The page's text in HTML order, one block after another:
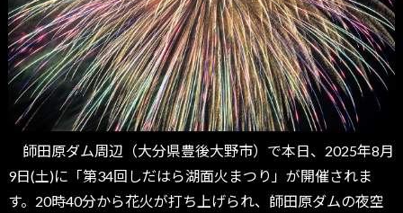
師田原ダム周辺（大分県豊後大野市）で本日、2025年8月
9日(土)に「第34回しだはら湖面火まつり」が開催されま
す。20時40分から花火が打ち上げられ、師田原ダムの夜空